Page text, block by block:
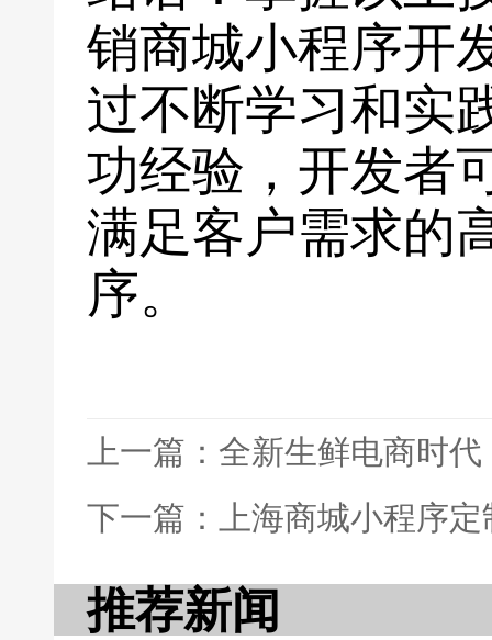
销商城小程序开
过不断学习和实
功经验，开发者
满足客户需求的
序。
上一篇：全新生鲜电商时
下一篇：上海商城小程序
推荐新闻